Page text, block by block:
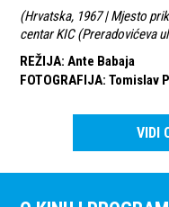
(Hrvatska, 1967 | Mjesto
centar KIC (Preradovićeva
REŽIJA: Ante Babaja
FOTOGRAFIJA: Tomislav
VIDI